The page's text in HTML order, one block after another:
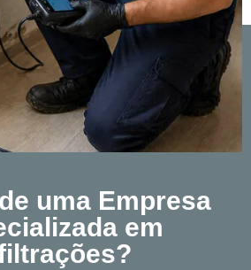
uma Empresa
em